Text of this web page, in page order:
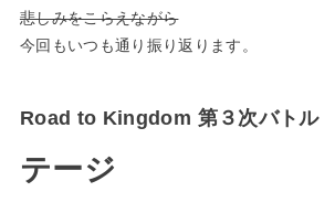
悲しみをこらえながら
今回もいつも通り振り返ります。
Road to Kingdom 第３次バトル
テージ